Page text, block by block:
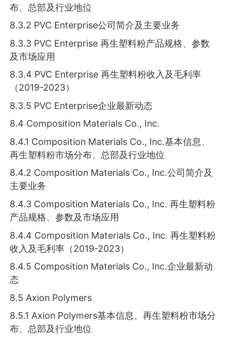
布、总部及行业地位
8.3.2 PVC Enterprise公司简介及主要业务
8.3.3 PVC Enterprise 再生塑料粉产品规格、参数
及市场应用
8.3.4 PVC Enterprise 再生塑料粉收入及毛利率
（2019-2023）
8.3.5 PVC Enterprise企业最新动态
8.4 Composition Materials Co., Inc.
8.4.1 Composition Materials Co., Inc.基本信息、
再生塑料粉市场分布、总部及行业地位
8.4.2 Composition Materials Co., Inc.公司简介及
主要业务
8.4.3 Composition Materials Co., Inc. 再生塑料粉
产品规格、参数及市场应用
8.4.4 Composition Materials Co., Inc. 再生塑料粉
收入及毛利率（2019-2023）
8.4.5 Composition Materials Co., Inc.企业最新动
态
8.5 Axion Polymers
8.5.1 Axion Polymers基本信息、再生塑料粉市场分
布、总部及行业地位